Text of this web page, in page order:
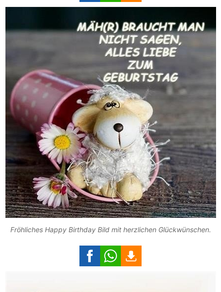
Fröhliches Happy Birthday Bild mit herzlichen Glückwünschen.